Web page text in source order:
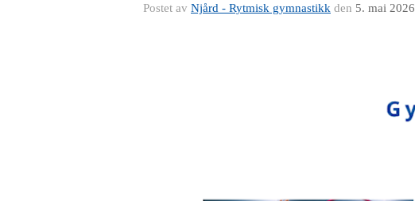
Postet av Njård - Rytmisk gymnastikk den 5. mai 2026